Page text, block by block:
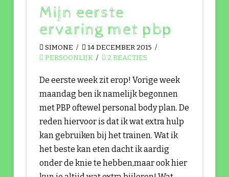
Mijn eerste
ervaring met pbp
SIMONE
14 DECEMBER 2015
PERSOONLIJK
2 REACTIES
De eerste week zit erop! Vorige week
maandag ben ik namelijk begonnen
met PBP oftewel personal body plan. De
reden hiervoor is dat ik wat extra hulp
kan gebruiken bij het trainen. Wat ik
het beste kan eten dacht ik aardig
onder de knie te hebben,maar ook hier